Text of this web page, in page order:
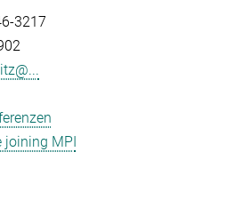
3217
joining MPI